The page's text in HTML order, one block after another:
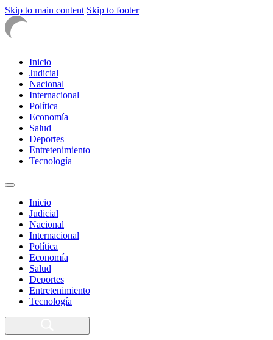
Skip to main content Skip to footer
Inicio
Judicial
Nacional
Internacional
Política
Economía
Salud
Deportes
Entretenimiento
Tecnología
Inicio
Judicial
Nacional
Internacional
Política
Economía
Salud
Deportes
Entretenimiento
Tecnología